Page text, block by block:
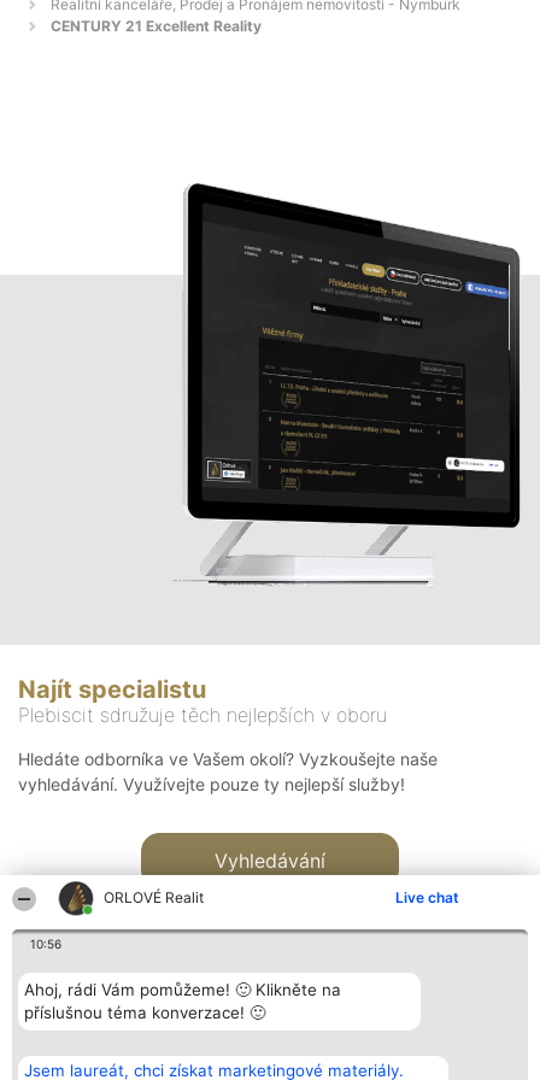
ORLOVÉ Realit Live chat
10:56
Ahoj, rádi Vám pomůžeme! 🙂 Klikněte na
příslušnou téma konverzace! 🙂
Jsem laureát, chci získat marketingové materiály.
Realitní kanceláře, Prodej a Pronájem nemovitostí - Nymburk
CENTURY 21 Excellent Reality
Najít specialistu
Plebiscit sdružuje těch nejlepších v oboru
Hledáte odborníka ve Vašem okolí? Vyzkoušejte naše
vyhledávání. Využívejte pouze ty nejlepší služby!
Vyhledávání
Bright Side Solutions sp. z o.
o. sp. k.
Vítězové
Seznam všech
Kontakt